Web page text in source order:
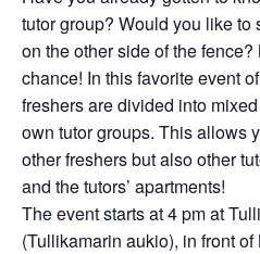
tutor group? Would you like
on the other side of the fence?
chance! In this favorite event
freshers are divided into
own tutor groups. This allows
other freshers but also other
and the tutors’ apartments!
The event starts at 4 pm at
(Tullikamarin aukio), in front